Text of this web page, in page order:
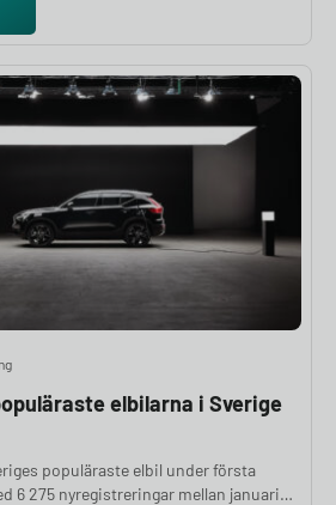
kombinerat med
bästa elbilarna 2026.
elbilarna i Sverige
populäraste elbil under första
6 275 nyregistreringar mellan januari